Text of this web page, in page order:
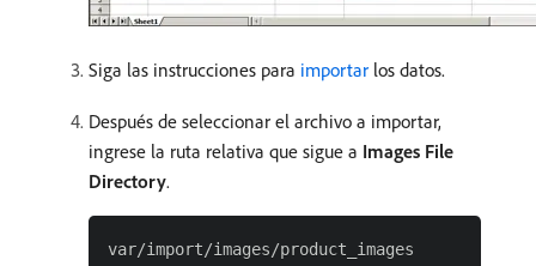
Siga las instrucciones para importar los datos.
Después de seleccionar el archivo a importar,
ingrese la ruta relativa que sigue a Images File
Directory.